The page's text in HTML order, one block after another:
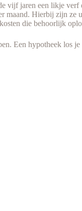
vijf jaren een likje
maand. Hierbij zijn
die behoorlijk
Een hypotheek los